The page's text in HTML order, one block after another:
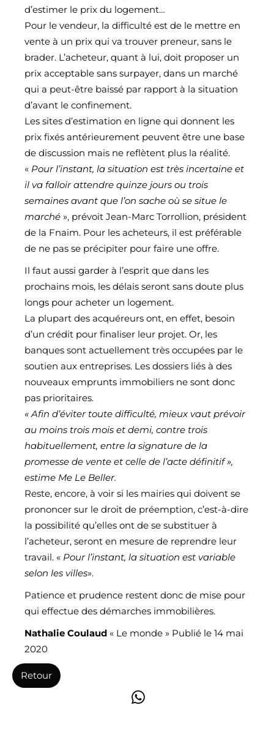
d’estimer le prix du logement…
Pour le vendeur, la difficulté est de le mettre en
vente à un prix qui va trouver preneur, sans le
brader. L’acheteur, quant à lui, doit proposer un
prix acceptable sans surpayer, dans un marché
qui a peut-être baissé par rapport à la situation
d’avant le confinement.
Les sites d’estimation en ligne qui donnent les
prix fixés antérieurement peuvent être une base
de discussion mais ne reflètent plus la réalité.
« Pour l’instant, la situation est très incertaine et
il va falloir attendre quinze jours ou trois
semaines avant que l’on sache où se situe le
marché », prévoit Jean-Marc Torrollion, président
de la Fnaim. Pour les acheteurs, il est préférable
de ne pas se précipiter pour faire une offre.
Il faut aussi garder à l’esprit que dans les
prochains mois, les délais seront sans doute plus
longs pour acheter un logement.
La plupart des acquéreurs ont, en effet, besoin
d’un crédit pour finaliser leur projet. Or, les
banques sont actuellement très occupées par le
soutien aux entreprises. Les dossiers liés à des
nouveaux emprunts immobiliers ne sont donc
pas prioritaires.
« Afin d’éviter toute difficulté, mieux vaut prévoir
au moins trois mois et demi, contre trois
habituellement, entre la signature de la
promesse de vente et celle de l’acte définitif »,
estime Me Le Beller.
Reste, encore, à voir si les mairies qui doivent se
prononcer sur le droit de préemption, c’est-à-dire
la possibilité qu’elles ont de se substituer à
l’acheteur, seront en mesure de reprendre leur
travail. « Pour l’instant, la situation est variable
selon les villes».
Patience et prudence restent donc de mise pour
qui effectue des démarches immobilières.
Nathalie Coulaud « Le monde » Publié le 14 mai
2020
Retour